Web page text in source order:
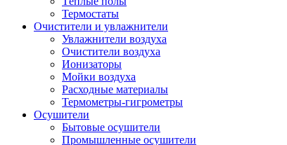
Термостаты
Очистители и увлажнители
Увлажнители воздуха
Очистители воздуха
Ионизаторы
Мойки воздуха
Расходные материалы
Термометры-гигрометры
Осушители
Бытовые осушители
Промышленные осушители